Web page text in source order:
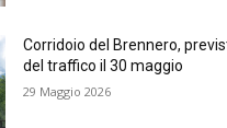
Corridoio del Brennero,
del traffico il 30 maggio
29 Maggio 2026